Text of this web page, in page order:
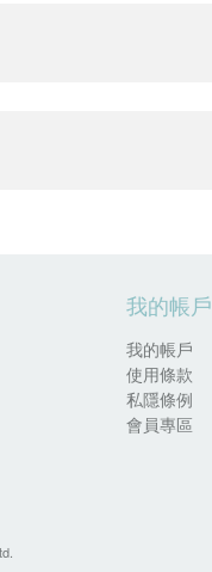
我的帳戶
我的帳戶
使用條款
私隱條例
會員專區